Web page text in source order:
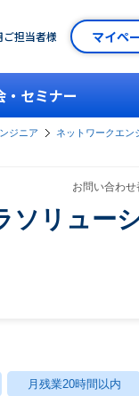
ご担当者様 マイペ
・セミナー
ジニア
ネットワークエン
お問い合わ
ソリュー
月残業20時間以内